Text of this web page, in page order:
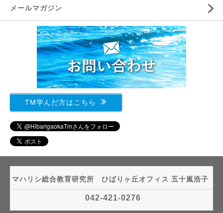
メールマガジン
TM学んだ方はこちら
マハリシ総合教育研究所 ひばりヶ丘オフィス 五十嵐浩子
042-421-0276